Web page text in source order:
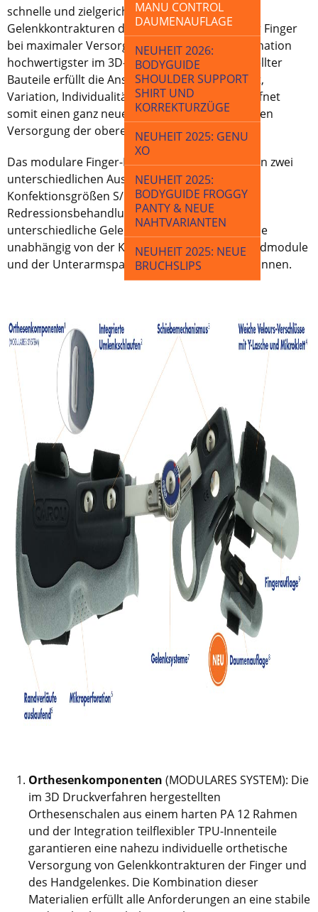
MANU CONTROL
DAUMENAUFLAGE
NEUHEIT 2026:
BODYGUIDE
SHOULDER SUPPORT
SHIRT UND
KORREKTURZÜGE
NEUHEIT 2025: GENU
XO
NEUHEIT 2025:
BODYGUIDE FROGGY
PANTY & NEUE
NAHTVARIANTEN
NEUHEIT 2025: NEUE
BRUCHSLIPS
schnelle und zielgerichtete Versorgung von
Gelenkkontrakturen des Handgelenkes und der Finger
bei maximaler Versorgungsqualität. Die Kombination
hochwertigster im 3D-Druckverfahren hergestellter
Bauteile erfüllt die Ansprüche an Anpassbarkeit,
Variation, Individualität und Passform und eröffnet
somit einen ganz neuen Weg bei der orthetischen
Versorgung der oberen Extremität.
Das modulare Finger-Handorthesensystem ist in zwei
unterschiedlichen Ausführungen in den
Konfektionsgrößen S/M/L erhältlich. Für die
Redressionsbehandlung stehen Ihnen drei
unterschiedliche Gelenksysteme zur Auswahl die
unabhängig von der Konfektionsgröße der Handmodule
und der Unterarmspange eingesetzt werden können.
Orthesenkomponenten (MODULARES SYSTEM): Die
im 3D Druckverfahren hergestellten
Orthesenschalen aus einem harten PA 12 Rahmen
und der Integration teilflexibler TPU-Innenteile
garantieren eine nahezu individuelle orthetische
Versorgung von Gelenkkontrakturen der Finger und
des Handgelenkes. Die Kombination dieser
Materialien erfüllt alle Anforderungen an eine stabile